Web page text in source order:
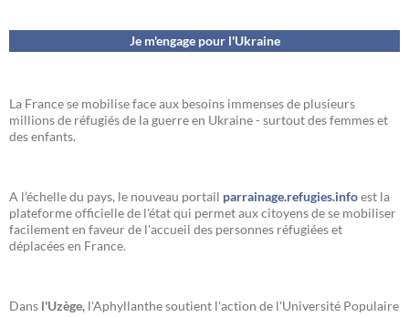
Je m'engage pour l'Ukraine
La France se mobilise face aux besoins immenses de plusieurs
millions de réfugiés de la guerre en Ukraine - surtout des femmes et
des enfants.
A l’échelle du pays, le nouveau portail parrainage.refugies.infoest la
plateforme officielle de l'état qui permet aux citoyens de se mobiliser
facilement en faveur de l'accueil des personnes réfugiées et
déplacées en France.
Dans l'Uzège, l'Aphyllanthe soutient l'action de l'Université Populaire